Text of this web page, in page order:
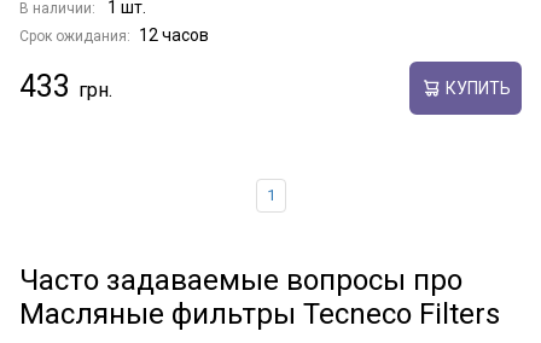
В наличии: 1 шт.
Срок ожидания: 12 часов
433 КУПИТЬ
1
Часто задаваемые вопросы про
Масляные фильтры Tecneco Filters